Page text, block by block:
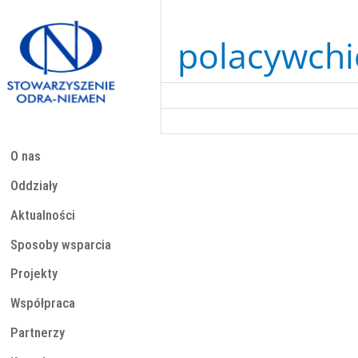
treści
O nas
Oddziały
Aktualności
Sposoby wsparcia
Projekty
Współpraca
Partnerzy